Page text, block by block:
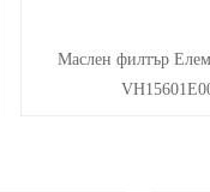
Маслен филтър